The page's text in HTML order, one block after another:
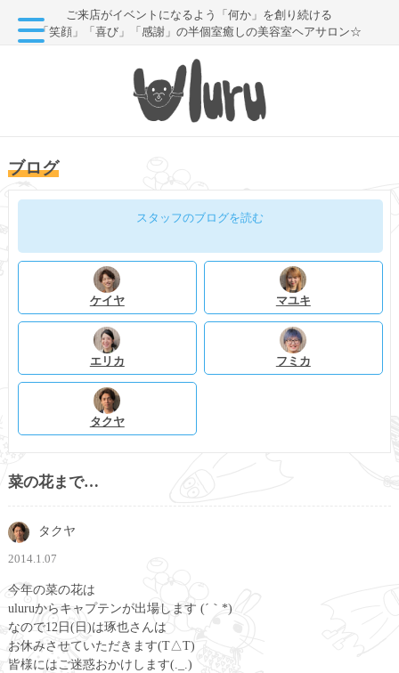
ご来店がイベントになるよう「何か」を創り続ける
「笑顔」「喜び」「感謝」の半個室癒しの美容室ヘアサロン☆
ブログ
スタッフのブログを読む
ケイヤ マユキ
エリカ フミカ
タクヤ
菜の花まで…
タクヤ
2014.1.07
今年の菜の花は
uluruからキャプテンが出場します (´｀*)
なので12日(日)は琢也さんは
お休みさせていただきます(T△T)
皆様にはご迷惑おかけします(._.)